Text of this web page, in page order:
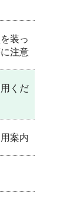
装っ
注意
くだ
案内